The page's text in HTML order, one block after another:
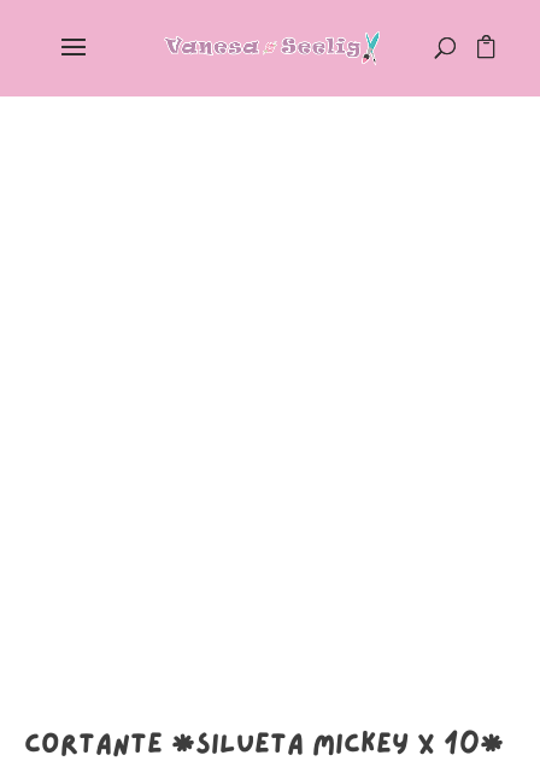
Cortante *SILUETA MICKEY X 10*